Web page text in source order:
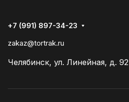
+7 (991) 897-34-23
zakaz@tortrak.ru
Челябинск, ул. Линейная, д. 92